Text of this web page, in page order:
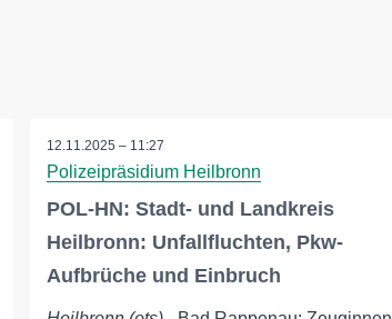
12.11.2025 – 11:27
Polizeipräsidium Heilbronn
POL-HN: Stadt- und Landkreis
Heilbronn: Unfallfluchten, Pkw-
Aufbrüche und Einbruch